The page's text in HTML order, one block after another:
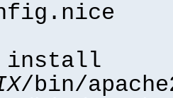
install
/bin/